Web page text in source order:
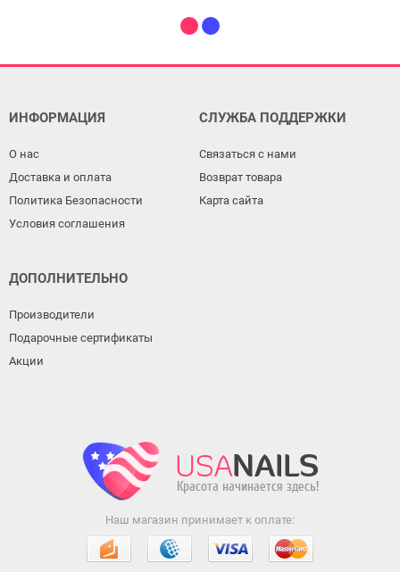
ИНФОРМАЦИЯ
О нас
Доставка и оплата
Политика Безопасности
Условия соглашения
СЛУЖБА ПОДДЕРЖКИ
Связаться с нами
Возврат товара
Карта сайта
ДОПОЛНИТЕЛЬНО
Производители
Подарочные сертификаты
Акции
Наш магазин принимает к оплате: